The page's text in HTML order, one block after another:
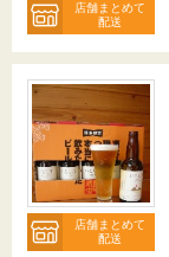
店舗まとめて
配送
店舗まとめて
配送